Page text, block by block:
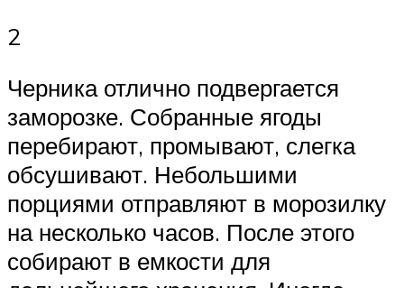
2
Черника отлично подвергается
заморозке. Собранные ягоды
перебирают, промывают, слегка
обсушивают. Небольшими
порциями отправляют в морозилку
на несколько часов. После этого
собирают в емкости для